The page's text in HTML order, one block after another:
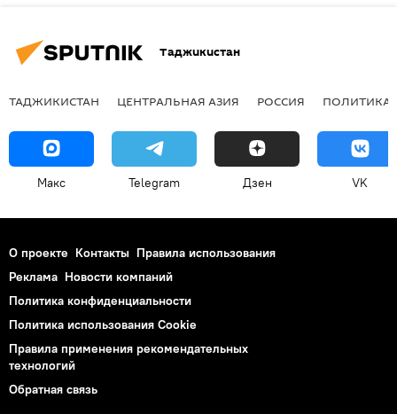
Таджикистан
ТАДЖИКИСТАН ЦЕНТРАЛЬНАЯ АЗИЯ РОССИЯ ПОЛИТИКА
Макс Telegram Дзен VK
О проекте Контакты Правила использования
Реклама Новости компаний
Политика конфиденциальности
Политика использования Cookie
Правила применения рекомендательных
технологий
Обратная связь